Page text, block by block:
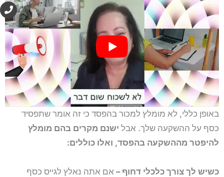
באופן כללי, לא מומלץ למכור בהפסד כי זה אומר שתפסיד
כסף על ההשקעה שלך. אבל ישנם מקרים בהם מומלץ
להיפטר מההשקעה בהפסד, ואלו כוללים:
כשיש לך צורך כלכלי דחוף – אם אתה נאלץ לגייס כסף
P
h
o
n
e